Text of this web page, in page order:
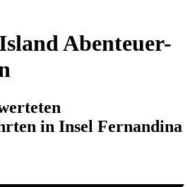
Abenteuer-
in Insel Fernandina